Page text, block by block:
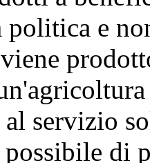
e
servizio
di